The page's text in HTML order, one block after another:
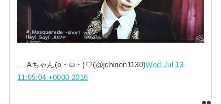
— Aちゃん(o・ω・)♡(@jchinen1130)Wed Jul 13
11:05:04 +0000 2016